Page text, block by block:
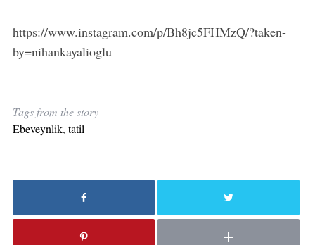
https://www.instagram.com/p/Bh8jc5FHMzQ/?taken-
by=nihankayalioglu
Tags from the story
Ebeveynlik, tatil